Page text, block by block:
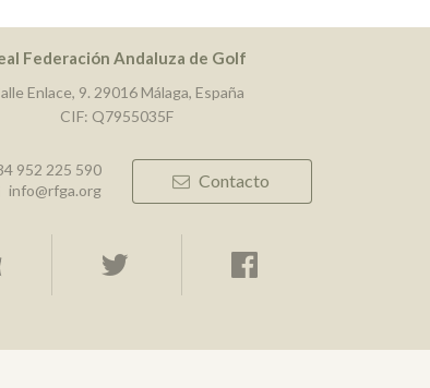
Federación Andaluza de Golf
Enlace, 9. 29016 Málaga, España
CIF: Q7955035F
952 225 590
info@rfga.org
Contacto